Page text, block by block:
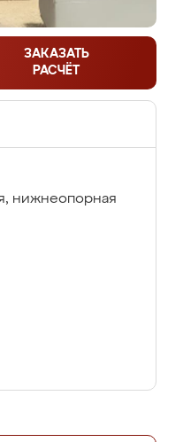
ЗАКАЗАТЬ
РАСЧЁТ
нижнеопорная